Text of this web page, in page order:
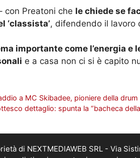
con Preatoni che le chiede se
‘classista’, difendendo il lavoro
importante come l’energia e
e a casa non ci si è capito
a MC Skibadee, pioniere della
dettaglio: spunta la “bacheca
di NEXTMEDIAWEB SRL - Via